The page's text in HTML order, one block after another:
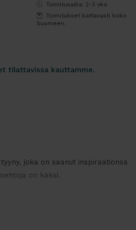
Toimitusaika: 2-3 vko
Toimitukset kattavasti koko
Suomeen.
tilattavissa kauttamme.
tyyny, joka on saanut inspiraationsa
on kaksi.